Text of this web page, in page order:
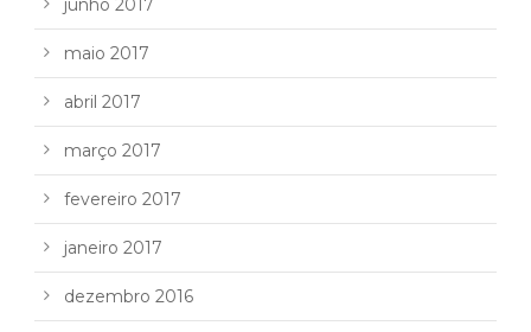
junho 2017
maio 2017
abril 2017
março 2017
fevereiro 2017
janeiro 2017
dezembro 2016